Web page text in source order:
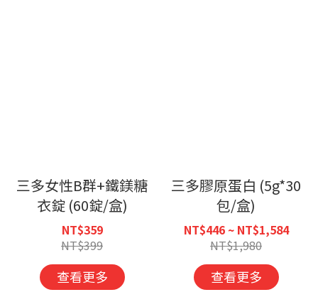
三多女性B群+鐵鎂糖
衣錠 (60錠/盒)
NT$359
NT$399
查看更多
三多膠原蛋白 (5g*30
包/盒)
NT$446 ~ NT$1,584
NT$1,980
查看更多